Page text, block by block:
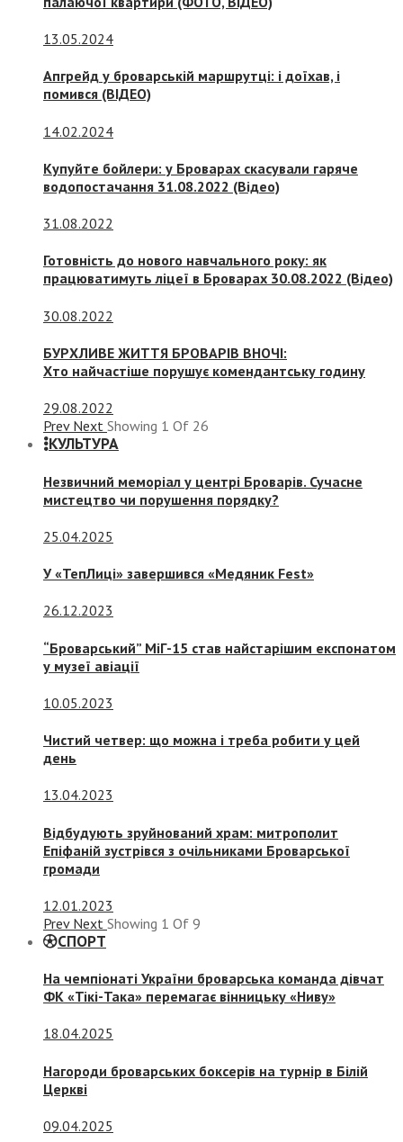
13.05.2024
Апгрейд у броварській маршрутці: і доїхав, і
помився (ВІДЕО)
14.02.2024
Купуйте бойлери: у Броварах скасували гаряче
водопостачання 31.08.2022 (Відео)
31.08.2022
Готовність до нового навчального року: як
працюватимуть ліцеї в Броварах 30.08.2022 (Відео)
30.08.2022
БУРХЛИВЕ ЖИТТЯ БРОВАРІВ ВНОЧІ:
Хто найчастіше порушує комендантську годину
29.08.2022
Prev Next Showing 1 Of 26
КУЛЬТУРА
Незвичний меморіал у центрі Броварів. Сучасне
мистецтво чи порушення порядку?
25.04.2025
У «ТепЛиці» завершився «Медяник Fest»
26.12.2023
“Броварський” МіГ-15 став найстарішим експонатом
у музеї авіації
10.05.2023
Чистий четвер: що можна і треба робити у цей
день
13.04.2023
Відбудують зруйнований храм: митрополит
Епіфаній зустрівся з очільниками Броварської
громади
12.01.2023
Prev Next Showing 1 Of 9
СПОРТ
На чемпіонаті України броварська команда дівчат
ФК «Тікі-Така» перемагає вінницьку «Ниву»
18.04.2025
Нагороди броварських боксерів на турнір в Білій
Церкві
09.04.2025